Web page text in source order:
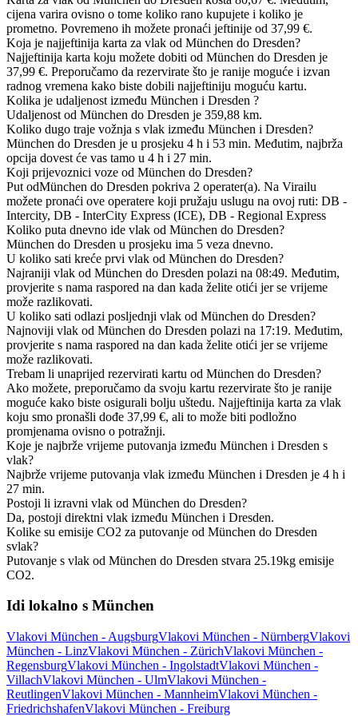
cijena varira ovisno o tome koliko rano kupujete i koliko je
prometno. Povremeno ih možete pronaći jeftinije od 37,99 €.
Koja je najjeftinija karta za vlak od München do Dresden?
Najjeftinija karta koju možete dobiti od München do Dresden je
37,99 €. Preporučamo da rezervirate što je ranije moguće i izvan
radnog vremena kako biste dobili najjeftiniju moguću kartu.
Kolika je udaljenost između München i Dresden ?
Udaljenost od München do Dresden je 359,88 km.
Koliko dugo traje vožnja s vlak između München i Dresden?
München do Dresden je u prosjeku 4 h i 53 min. Međutim, najbrža
opcija dovest će vas tamo u 4 h i 27 min.
Koji prijevoznici voze od München do Dresden?
Put odMünchen do Dresden pokriva 2 operater(a). Na Virailu
možete pronaći ove operatere koji pružaju uslugu na ovoj ruti: DB -
Intercity, DB - InterCity Express (ICE), DB - Regional Express
Koliko puta dnevno ide vlak od München do Dresden?
München do Dresden u prosjeku ima 5 veza dnevno.
U koliko sati kreće prvi vlak od München do Dresden?
Najraniji vlak od München do Dresden polazi na 08:49. Međutim,
provjerite s nama raspored na dan kada želite otići jer se vrijeme
može razlikovati.
U koliko sati odlazi posljednji vlak od München do Dresden?
Najnoviji vlak od München do Dresden polazi na 17:19. Međutim,
provjerite s nama raspored na dan kada želite otići jer se vrijeme
može razlikovati.
Trebam li unaprijed rezervirati kartu od München do Dresden?
Ako možete, preporučamo da svoju kartu rezervirate što je ranije
moguće kako biste osigurali bolju uštedu. Najjeftinija karta za vlak
koju smo pronašli dođe 37,99 €, ali to može biti podložno
promjenama ovisno o potražnji.
Koje je najbrže vrijeme putovanja između München i Dresden s
vlak?
Najbrže vrijeme putovanja vlak između München i Dresden je 4 h i
27 min.
Postoji li izravni vlak od München do Dresden?
Da, postoji direktni vlak između München i Dresden.
Kolike su emisije CO2 za putovanje od München do Dresden
svlak?
Putovanje s vlak od München do Dresden stvara 25.19kg emisije
CO2.
Idi lokalno s München
Vlakovi München - AugsburgVlakovi München - NürnbergVlakovi
München - LinzVlakovi München - ZürichVlakovi München -
RegensburgVlakovi München - IngolstadtVlakovi München -
VillachVlakovi München - UlmVlakovi München -
ReutlingenVlakovi München - MannheimVlakovi München -
FriedrichshafenVlakovi München - Freiburg